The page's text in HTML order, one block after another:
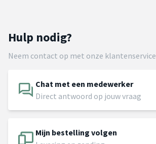
Hulp nodig?
Neem contact op met onze klantenservice
Chat met een medewerker
Direct antwoord op jouw vraag
Mijn bestelling volgen